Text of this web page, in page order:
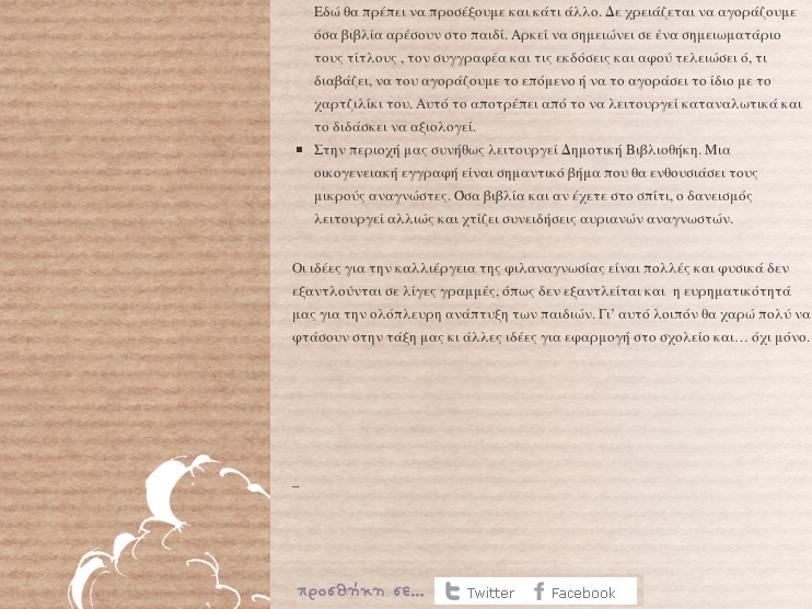
Εδώ θα πρέπει να προσέξουμε και κάτι άλλο. Δε χρειάζεται να αγοράζουμε
όσα βιβλία αρέσουν στο παιδί. Αρκεί να σημειώνει σε ένα σημειωματάριο
τους τίτλους , τον συγγραφέα και τις εκδόσεις και αφού τελειώσει ό, τι
διαβάζει, να του αγοράζουμε το επόμενο ή να το αγοράσει το ίδιο με το
χαρτζιλίκι του. Αυτό το αποτρέπει από το να λειτουργεί καταναλωτικά και
το διδάσκει να αξιολογεί.
Στην περιοχή μας συνήθως λειτουργεί Δημοτική Βιβλιοθήκη. Μια
οικογενειακή εγγραφή είναι σημαντικό βήμα που θα ενθουσιάσει τους
μικρούς αναγνώστες. Όσα βιβλία και αν έχετε στο σπίτι, ο δανεισμός
λειτουργεί αλλιώς και χτίζει συνειδήσεις αυριανών αναγνωστών.
Οι ιδέες για την καλλιέργεια της φιλαναγνωσίας είναι πολλές και φυσικά δεν
εξαντλούνται σε λίγες γραμμές, όπως δεν εξαντλείται και η ευρηματικότητά
μας για την ολόπλευρη ανάπτυξη των παιδιών. Γι’ αυτό λοιπόν θα χαρώ πολύ να
φτάσουν στην τάξη μας κι άλλες ιδέες για εφαρμογή στο σχολείο και… όχι μόνο.
–